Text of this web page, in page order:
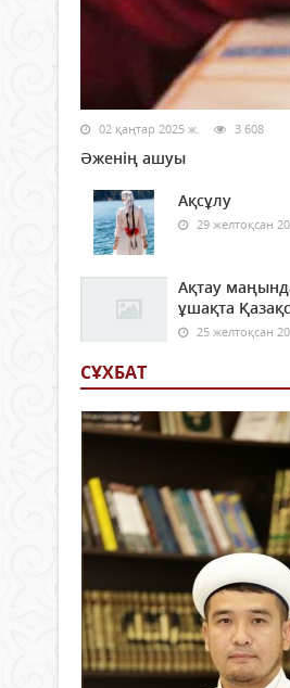
02 қаңтар 2025 ж. 3 608
Әженің ашуы
Ақсұлу
29 желтоқсан
Ақтау
ұшақта
25 желтоқсан
СҰХБАТ